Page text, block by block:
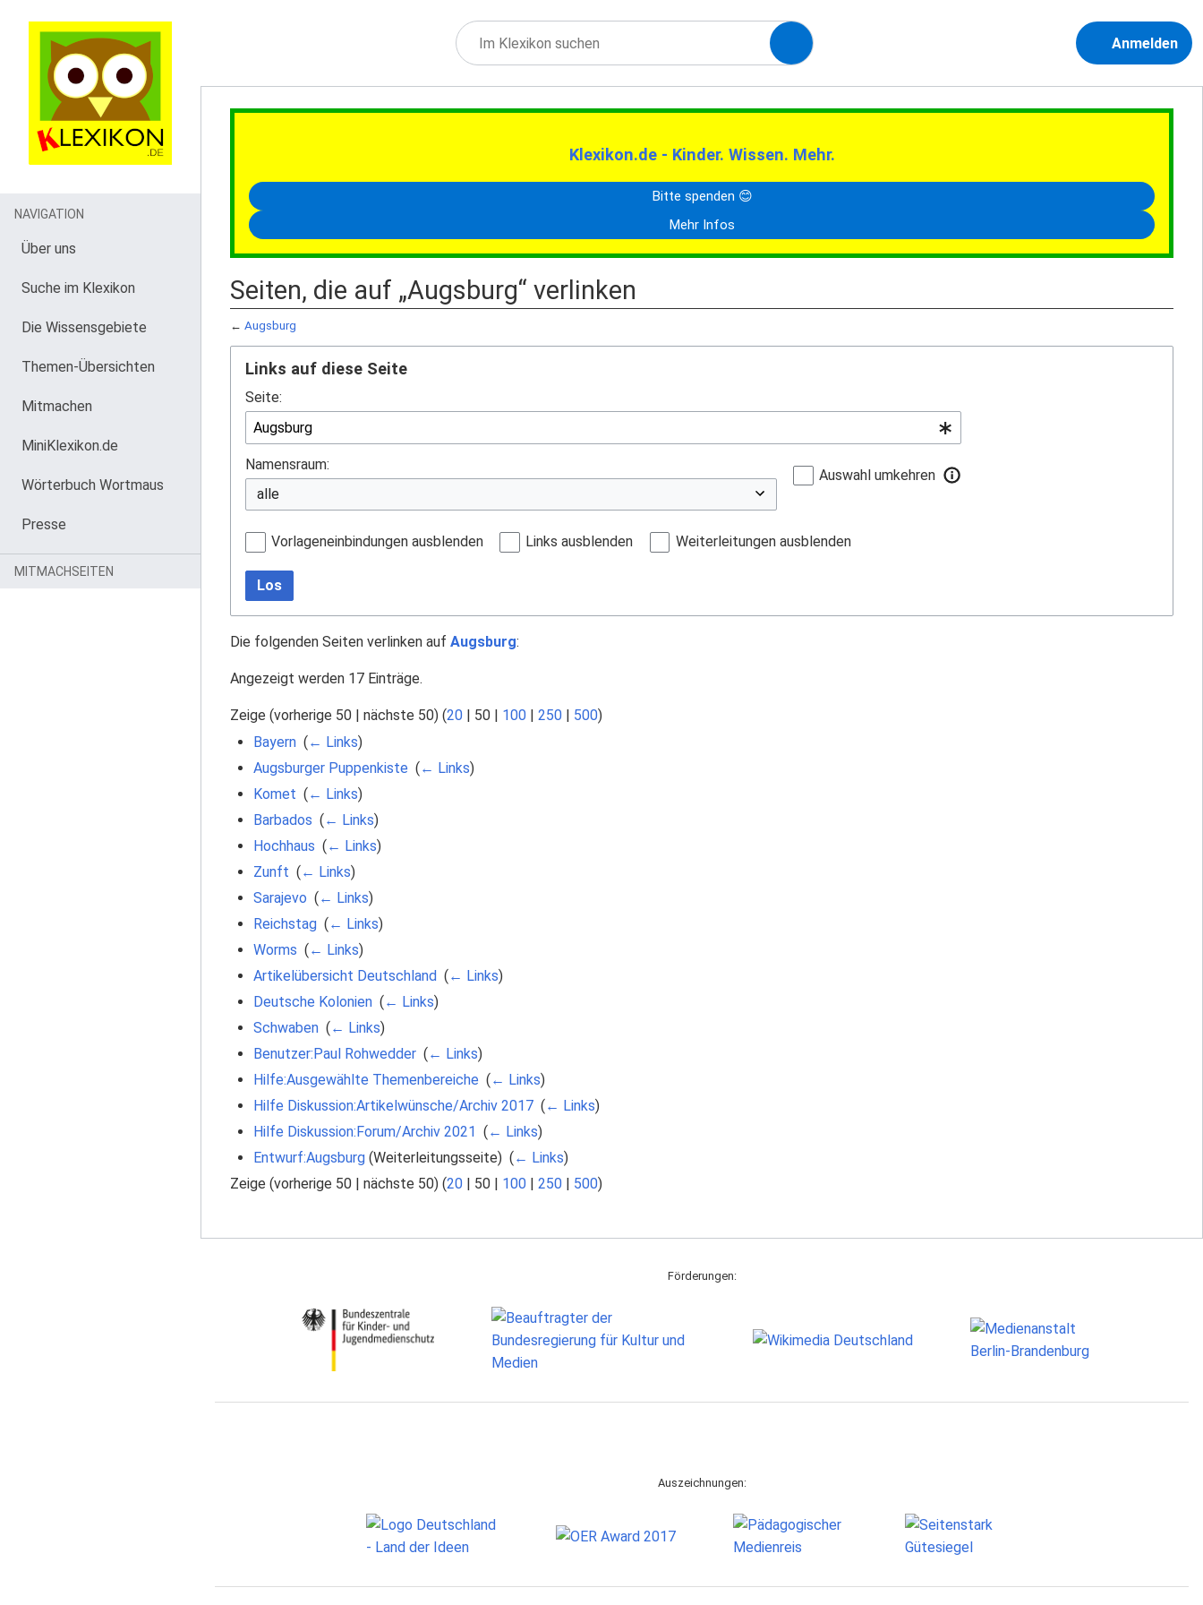
Anmelden
Klexikon.de - Kinder. Wissen. Mehr.
Bitte spenden 😊
Mehr Infos
Seiten, die auf „Augsburg“ verlinken
← Augsburg
Links auf diese Seite
Seite:
Namensraum:
Auswahl umkehren
Vorlageneinbindungen ausblenden Links ausblenden Weiterleitungen ausblenden
Los
Die folgenden Seiten verlinken auf Augsburg:
Angezeigt werden 17 Einträge.
Zeige (vorherige 50 | nächste 50) (20 | 50 | 100 | 250 | 500)
Bayern‎ (← Links)
Augsburger Puppenkiste (← Links)
Komet (← Links)
Barbados (← Links)
Hochhaus (← Links)
Zunft (← Links)
Sarajevo (← Links)
Reichstag‎ (← Links)
Worms (← Links)
Artikelübersicht Deutschland‎ (← Links)
Deutsche Kolonien‎ (← Links)
Schwaben‎ (← Links)
Benutzer:Paul Rohwedder‎ (← Links)
Hilfe:Ausgewählte Themenbereiche (← Links)
Hilfe Diskussion:Artikelwünsche/Archiv 2017‎ (← Links)
Hilfe Diskussion:Forum/Archiv 2021 (← Links)
Entwurf:Augsburg(Weiterleitungsseite) ‎ (← Links)
Zeige (vorherige 50 | nächste 50) (20 | 50 | 100 | 250 | 500)
NAVIGATION
Über uns
Suche im Klexikon
Die Wissensgebiete
Themen-Übersichten
Mitmachen
MiniKlexikon.de
Wörterbuch Wortmaus
Presse
MITMACHSEITEN
Förderungen:
Auszeichnungen: